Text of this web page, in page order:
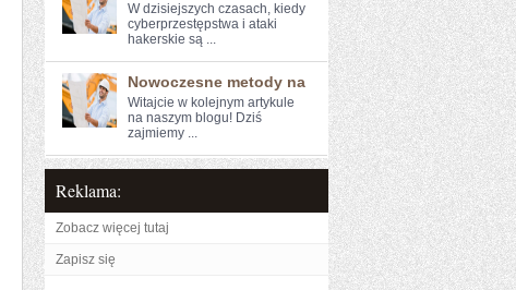
W ‍dzisiejszych czasach, kiedy
cyberprzestępstwa i ‌ataki
hakerskie są ...
Nowoczesne metody na
Witajcie w kolejnym artykule⁤
na naszym blogu! Dziś
zajmiemy ...
Reklama:
Zobacz więcej tutaj
Zapisz się